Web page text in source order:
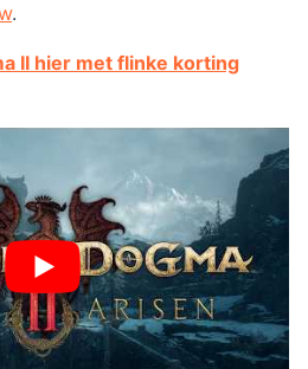
.
II hier met flinke korting